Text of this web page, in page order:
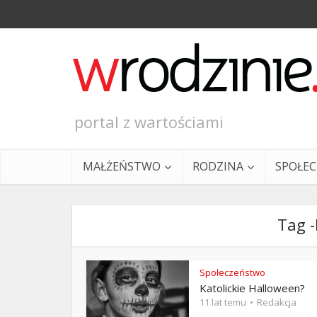
portal z wartościami
MAŁŻEŃSTWO RODZINA
Tag
Społeczeństwo
Katolickie Halloween?
11 lat temu Redakcja